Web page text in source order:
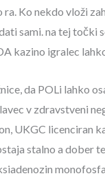
Ko nekdo vloži
sami. na tej
kazino igralec
da POLi lahko
v zdravstveni
UKGC licenciran
stalno a dober